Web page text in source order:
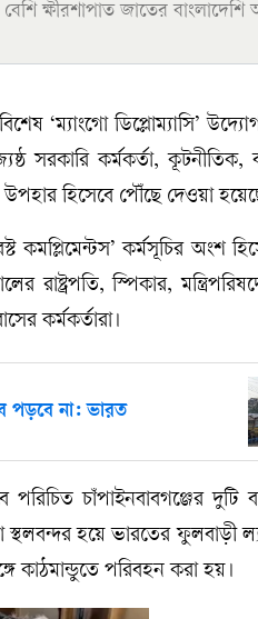
ক্ষীরশাপাত জাতের
‘ম্যাংগো ডিপ্লোম্যাসি’ উদ্যোগ
সরকারি কর্মকর্তা, কূটনীতিক,
উপহার হিসেবে পৌঁছে দেওয়া
কর্মসূচির অংশ
রাষ্ট্রপতি, স্পিকার,
কর্মকর্তারা।
পড়বে না: ভারত
চাঁপাইনবাবগঞ্জের দুটি
হয়ে ভারতের ফুলবাড়ী
কাঠমান্ডুতে পরিবহন করা হয়।